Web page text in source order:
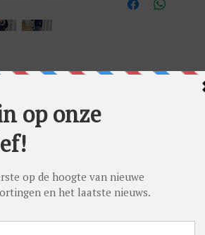
Let op! Dit
grotere
te
groter te